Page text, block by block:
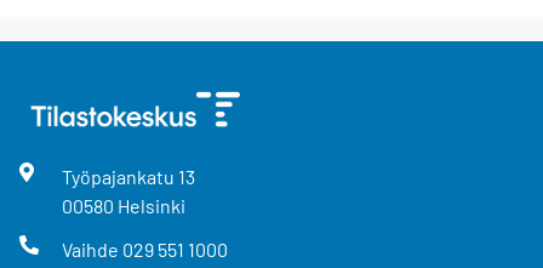
Työpajankatu 13
00580 Helsinki
Vaihde 029 551 1000